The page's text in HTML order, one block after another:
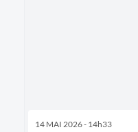
14 MAI 2026 - 14h33